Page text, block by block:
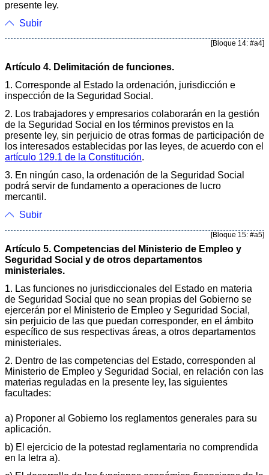
presente ley.
Subir
[Bloque 14: #a4]
Artículo 4. Delimitación de funciones.
1. Corresponde al Estado la ordenación, jurisdicción e
inspección de la Seguridad Social.
2. Los trabajadores y empresarios colaborarán en la gestión
de la Seguridad Social en los términos previstos en la
presente ley, sin perjuicio de otras formas de participación de
los interesados establecidas por las leyes, de acuerdo con el
artículo 129.1 de la Constitución.
3. En ningún caso, la ordenación de la Seguridad Social
podrá servir de fundamento a operaciones de lucro
mercantil.
Subir
[Bloque 15: #a5]
Artículo 5. Competencias del Ministerio de Empleo y
Seguridad Social y de otros departamentos
ministeriales.
1. Las funciones no jurisdiccionales del Estado en materia
de Seguridad Social que no sean propias del Gobierno se
ejercerán por el Ministerio de Empleo y Seguridad Social,
sin perjuicio de las que puedan corresponder, en el ámbito
específico de sus respectivas áreas, a otros departamentos
ministeriales.
2. Dentro de las competencias del Estado, corresponden al
Ministerio de Empleo y Seguridad Social, en relación con las
materias reguladas en la presente ley, las siguientes
facultades:
a) Proponer al Gobierno los reglamentos generales para su
aplicación.
b) El ejercicio de la potestad reglamentaria no comprendida
en la letra a).